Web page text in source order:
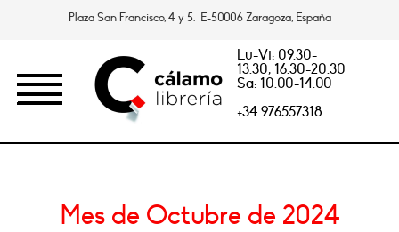
Plaza San Francisco, 4 y 5. E-50006 Zaragoza, España
Lu-Vi: 09.30-
13.30, 16.30-20.30
Sa: 10.00-14.00
+34 976557318
Mes de Octubre de 2024